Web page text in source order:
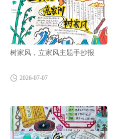
树家风，立家风主题手抄报
2026-07-07